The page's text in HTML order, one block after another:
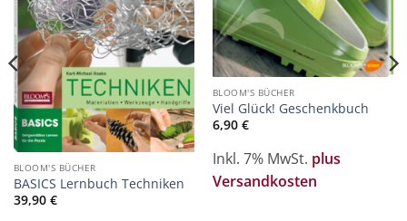
BLOOM'S BÜCHER
BASICS Lernbuch Techniken
39,90 €
BLOOM'S BÜCHER
Viel Glück! Geschenkbuch
6,90 €
Inkl. 7% MwSt. plus
Versandkosten